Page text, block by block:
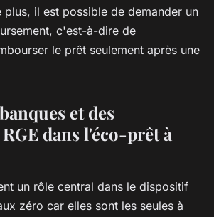
plus, il est possible de demander un
c'est-à-dire de
le prêt seulement après une
et des
dans l'éco-prêt à
un rôle central dans le dispositif
zéro car elles sont les seules à